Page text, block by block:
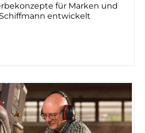
für Marken und
entwickelt